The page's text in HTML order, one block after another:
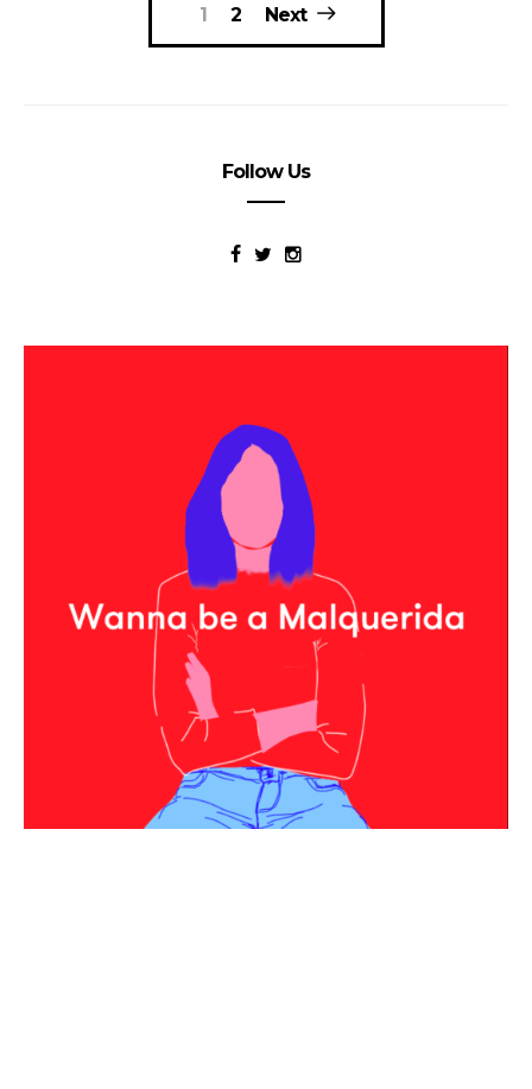
1 2 Next
Follow Us